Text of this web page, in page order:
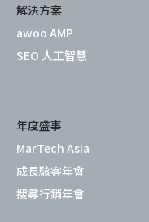
解決方案
awoo AMP
SEO 人工智慧
年度盛事
MarTech Asia
成長駭客年會
搜尋行銷年會